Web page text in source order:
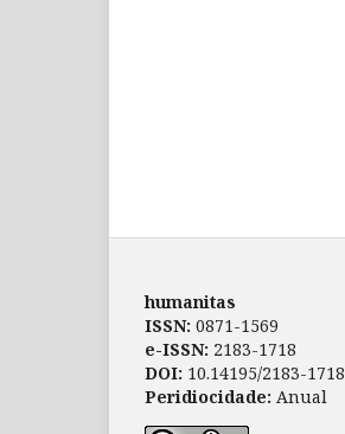
humanitas
ISSN: 0871-1569
e-ISSN: 2183-1718
DOI: 10.14195/2183-1718
Peridiocidade: Anual